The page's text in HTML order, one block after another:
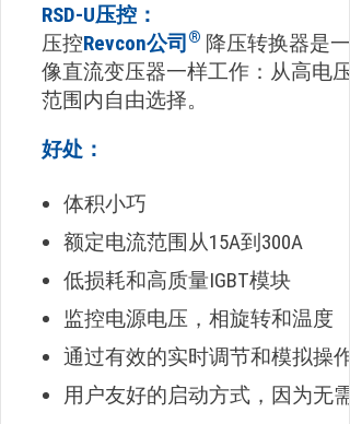
RSD-U压控：
压控Revcon公司 ® 降压转换器是
像直流变压器一样工作：从高电
范围内自由选择。
好处：
体积小巧
额定电流范围从15A到300A
低损耗和高质量IGBT模块
监控电源电压，相旋转和温度
通过有效的实时调节和模拟操
用户友好的启动方式，因为无